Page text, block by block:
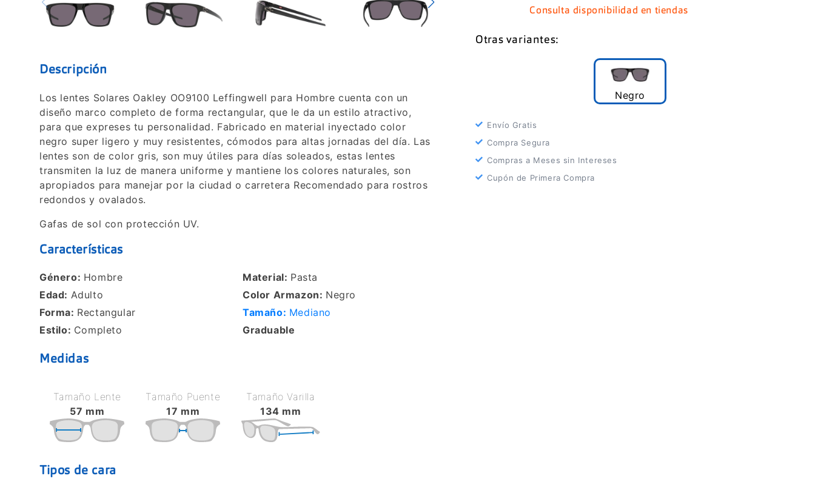
Descripción
Los lentes Solares Oakley OO9100 Leffingwell para Hombre cuenta con un
diseño marco completo de forma rectangular, que le da un estilo atractivo,
para que expreses tu personalidad. Fabricado en material inyectado color
negro super ligero y muy resistentes, cómodos para altas jornadas del día. Las
lentes son de color gris, son muy útiles para días soleados, estas lentes
transmiten la luz de manera uniforme y mantiene los colores naturales, son
apropiados para manejar por la ciudad o carretera Recomendado para rostros
redondos y ovalados.
Gafas de sol con protección UV.
Características
Género: Hombre
Edad: Adulto
Forma: Rectangular
Estilo: Completo
Material: Pasta
Color Armazon: Negro
Tamaño: Mediano
Graduable
Medidas
Tamaño Lente
57 mm
Tamaño Puente
17 mm
Tamaño Varilla
134 mm
Tipos de cara
Consulta disponibilidad en tiendas
Otras variantes:
Negro
Envío Gratis
Compra Segura
Compras a Meses sin Intereses
Cupón de Primera Compra